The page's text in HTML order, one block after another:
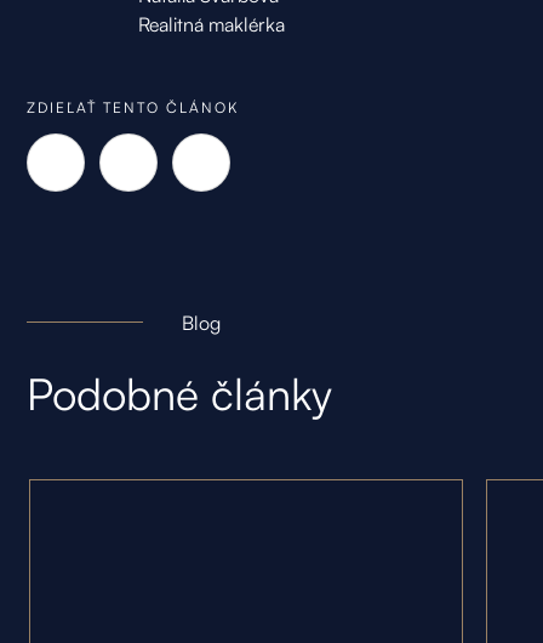
ZDIEĽAŤ TENTO ČLÁNOK
Realitná maklérka
Blog
Podobné články